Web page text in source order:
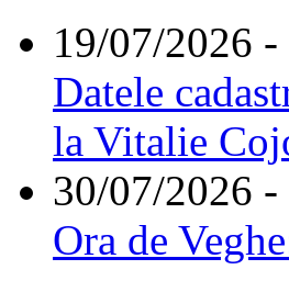
19/07/2026 -
Datele
la Vitalie
30/07/2026 -
Ora de